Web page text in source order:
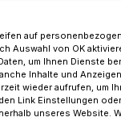
auf
Auswahl von OK
um Ihnen Dienste
Inhalte und
wieder aufrufen, um
Link Einstellungen
unseres Website.